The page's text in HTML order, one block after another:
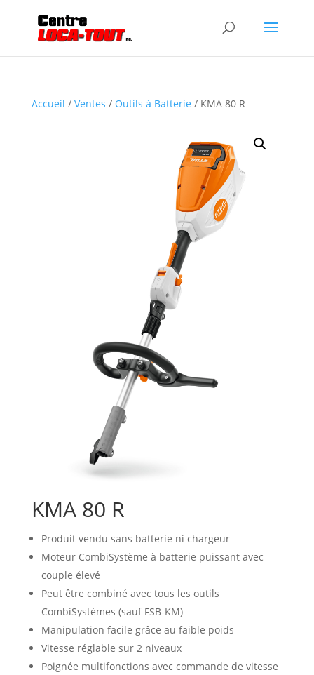
Accueil / Ventes / Outils à Batterie / KMA 80 R
KMA 80 R
Produit vendu sans batterie ni chargeur
Moteur CombiSystème à batterie puissant avec
couple élevé
Peut être combiné avec tous les outils
CombiSystèmes (sauf FSB-KM)
Manipulation facile grâce au faible poids
Vitesse réglable sur 2 niveaux
Poignée multifonctions avec commande de vitesse